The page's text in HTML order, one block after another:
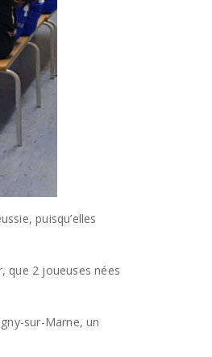
puisqu’elles
que 2 joueuses nées
sur-Marne, un